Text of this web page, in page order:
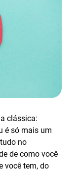
clássica:
é só mais um
no
de como você
você tem, do